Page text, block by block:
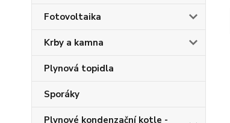
Fotovoltaika
Krby a kamna
Plynová topidla
Sporáky
Plynové kondenzační kotle -